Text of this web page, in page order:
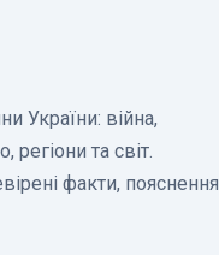
України: війна,
регіони та світ.
факти, пояснення